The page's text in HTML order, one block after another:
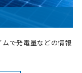
で発電量などの情報